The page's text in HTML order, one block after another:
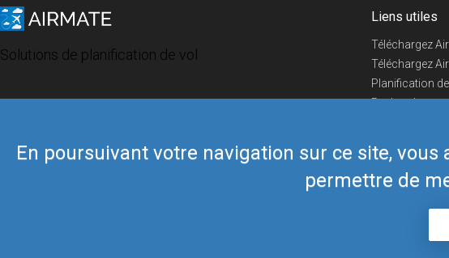
En poursuivant votre navigation sur ce site,
permettre de
Solutions de planification de vol
Liens utiles
Téléchargez
Téléchargez
Planification
Recherche
Boutique